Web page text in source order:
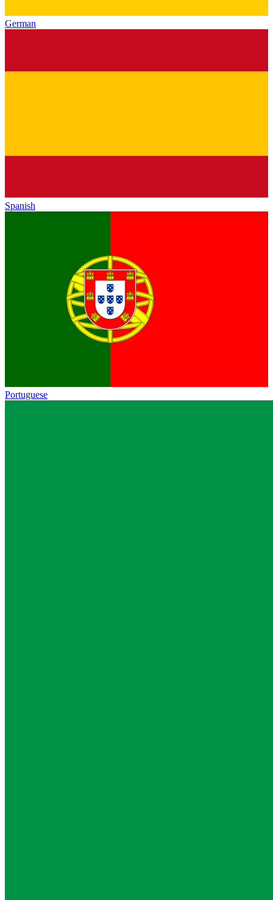
German
Spanish
Portuguese